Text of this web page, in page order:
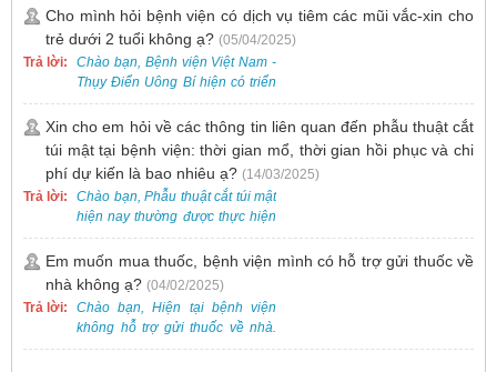
viện Việt Nam - Thụy Điển Uông
Bí, chúng tôi cung cấp các dịch
vụ thăm khám và xét nghiệm
chuyên sâu để phát hiện sớm
HPV và tầm soát ung thư cổ tử
Cho mình hỏi bệnh viện có dịch vụ tiêm các mũi vắc-xin cho
trẻ dưới 2 tuổi không ạ? (05/04/2025)
Trả lời:
Chào bạn, Bệnh viện Việt Nam -
Thụy Điển Uông Bí hiện có triển
khai dịch vụ tiêm vắc-xin cho trẻ
dưới 2 tuổi.
Xin cho em hỏi về các thông tin liên quan đến phẫu thuật cắt
túi mật tại bệnh viện: thời gian mổ, thời gian hồi phục và chi
phí dự kiến là bao nhiêu ạ? (14/03/2025)
Trả lời:
Chào bạn, Phẫu thuật cắt túi mật
hiện nay thường được thực hiện
bằng phương pháp nội soi, đây
là một kỹ thuật ít xâm lấn, an toàn
và phổ biến.
Em muốn mua thuốc, bệnh viện mình có hỗ trợ gửi thuốc về
nhà không ạ? (04/02/2025)
Trả lời:
Chào bạn, Hiện tại bệnh viện
không hỗ trợ gửi thuốc về nhà.
Việc cấp phát thuốc tại bệnh viện